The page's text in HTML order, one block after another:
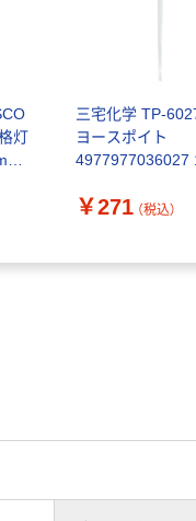
灯
三宅化学 TP-
ヨースポイト
4977977036027
￥271 （税込）